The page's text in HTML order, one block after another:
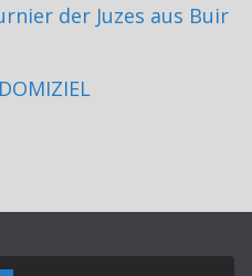
der Juzes aus Buir